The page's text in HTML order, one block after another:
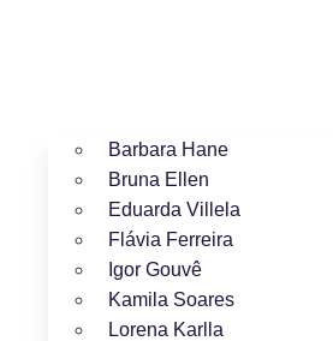
Barbara Hane
Bruna Ellen
Eduarda Villela
Flávia Ferreira
Igor Gouvê
Kamila Soares
Lorena Karlla